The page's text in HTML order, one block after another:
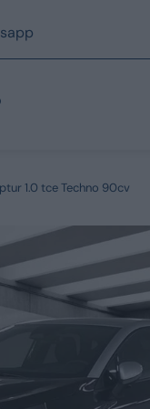
1.0 tce Techno 90cv